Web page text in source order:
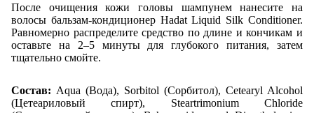
После очищения кожи головы шампунем нанесите на
волосы бальзам-кондиционер Hadat Liquid Silk Conditioner.
Равномерно распределите средство по длине и кончикам и
оставьте на 2–5 минуты для глубокого питания, затем
тщательно смойте.
Состав: Aqua (Вода), Sorbitol (Сорбитол), Cetearyl Alcohol
(Цетеариловый спирт), Steartrimonium Chloride